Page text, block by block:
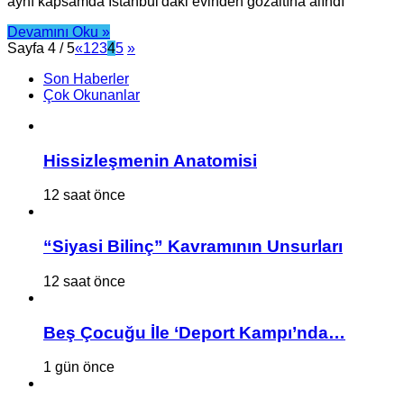
Devamını Oku »
Sayfa 4 / 5«12345 »
Son Haberler
Çok Okunanlar
Hissizleşmenin Anatomisi
12 saat önce
“Siyasi Bilinç” Kavramının Unsurları
12 saat önce
Beş Çocuğu İle ‘Deport Kampı’nda…
1 gün önce